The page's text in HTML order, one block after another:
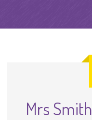
Mrs Smith